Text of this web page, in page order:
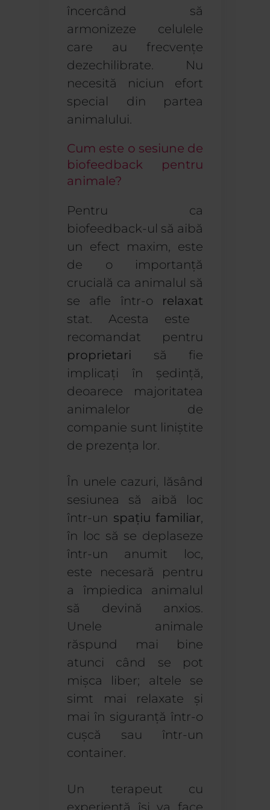
încercând să
armonizeze celulele
care au frecvențe
dezechilibrate. Nu
necesită niciun efort
special din partea
animalului.
Cum este o sesiune de
biofeedback pentru
animale?
Pentru ca
biofeedback-ul să aibă
un efect maxim, este
de o importanță
crucială ca animalul să
se afle într-o relaxat
stat. Acesta este
recomandat pentru
proprietari să fie
implicați în ședință,
deoarece majoritatea
animalelor de
companie sunt liniștite
de prezența lor.
În unele cazuri, lăsând
sesiunea să aibă loc
într-un spațiu familiar,
în loc să se deplaseze
într-un anumit loc,
este necesară pentru
a împiedica animalul
să devină anxios.
Unele animale
răspund mai bine
atunci când se pot
mișca liber; altele se
simt mai relaxate și
mai în siguranță într-o
cușcă sau într-un
container.
Un terapeut cu
experiență își va face